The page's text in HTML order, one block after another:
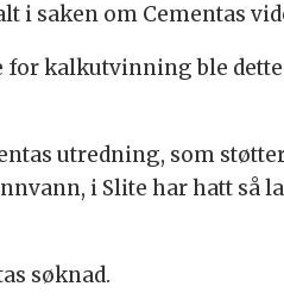
i saken om Cementas
kalkutvinning ble
utredning, som
i Slite har hatt så
søknad.